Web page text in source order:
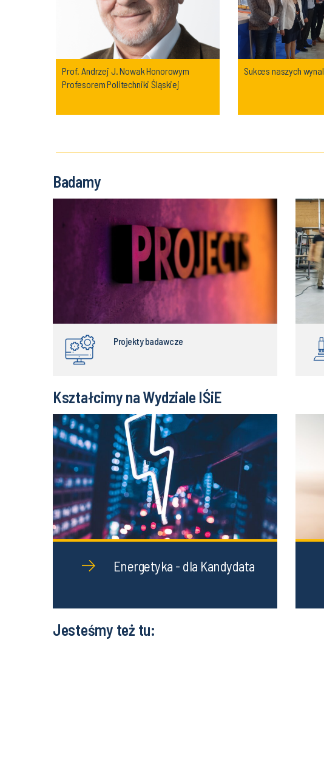
Prof. Andrzej J. Nowak Honorowym
Profesorem Politechniki Śląskiej
Sukces naszych
Badamy
Projekty badawcze
Kształcimy na Wydziale IŚiE
Energetyka - dla Kandydata
Jesteśmy też tu: